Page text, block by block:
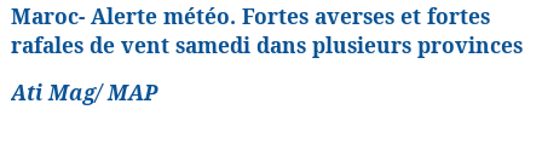
Maroc- Alerte météo. Fortes averses et fortes
rafales de vent samedi dans plusieurs provinces
Ati Mag/ MAP